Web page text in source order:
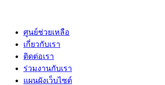
ศูนย์ช่วยเหลือ
เกี่ยวกับเรา
ติดต่อเรา
ร่วมงานกับเรา
แผนผังเว็บไซต์